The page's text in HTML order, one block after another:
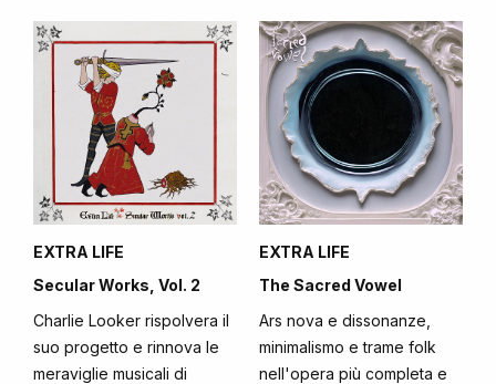
EXTRA LIFE
Secular Works, Vol. 2
Charlie Looker rispolvera il
suo progetto e rinnova le
meraviglie musicali di
EXTRA LIFE
The Sacred Vowel
Ars nova e dissonanze,
minimalismo e trame folk
nell'opera più completa e